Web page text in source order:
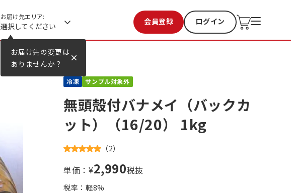
お届け先の変更は
ありませんか？
お届け先エリア:
選択してください 会員登録 ログイン
お気に入り 過去購入
冷凍 サンプル対象外
無頭殻付バナメイ（バックカ
ット）（16/20） 1kg
（2）
単価：¥2,990税抜
税率：軽8%